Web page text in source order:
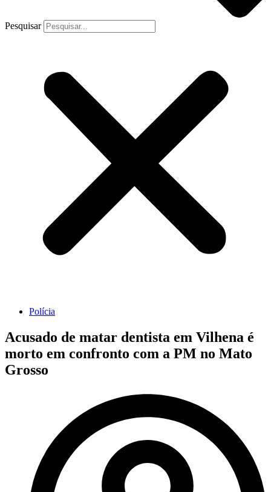
Pesquisar
Polícia
Acusado de matar dentista em Vilhena é
morto em confronto com a PM no Mato
Grosso